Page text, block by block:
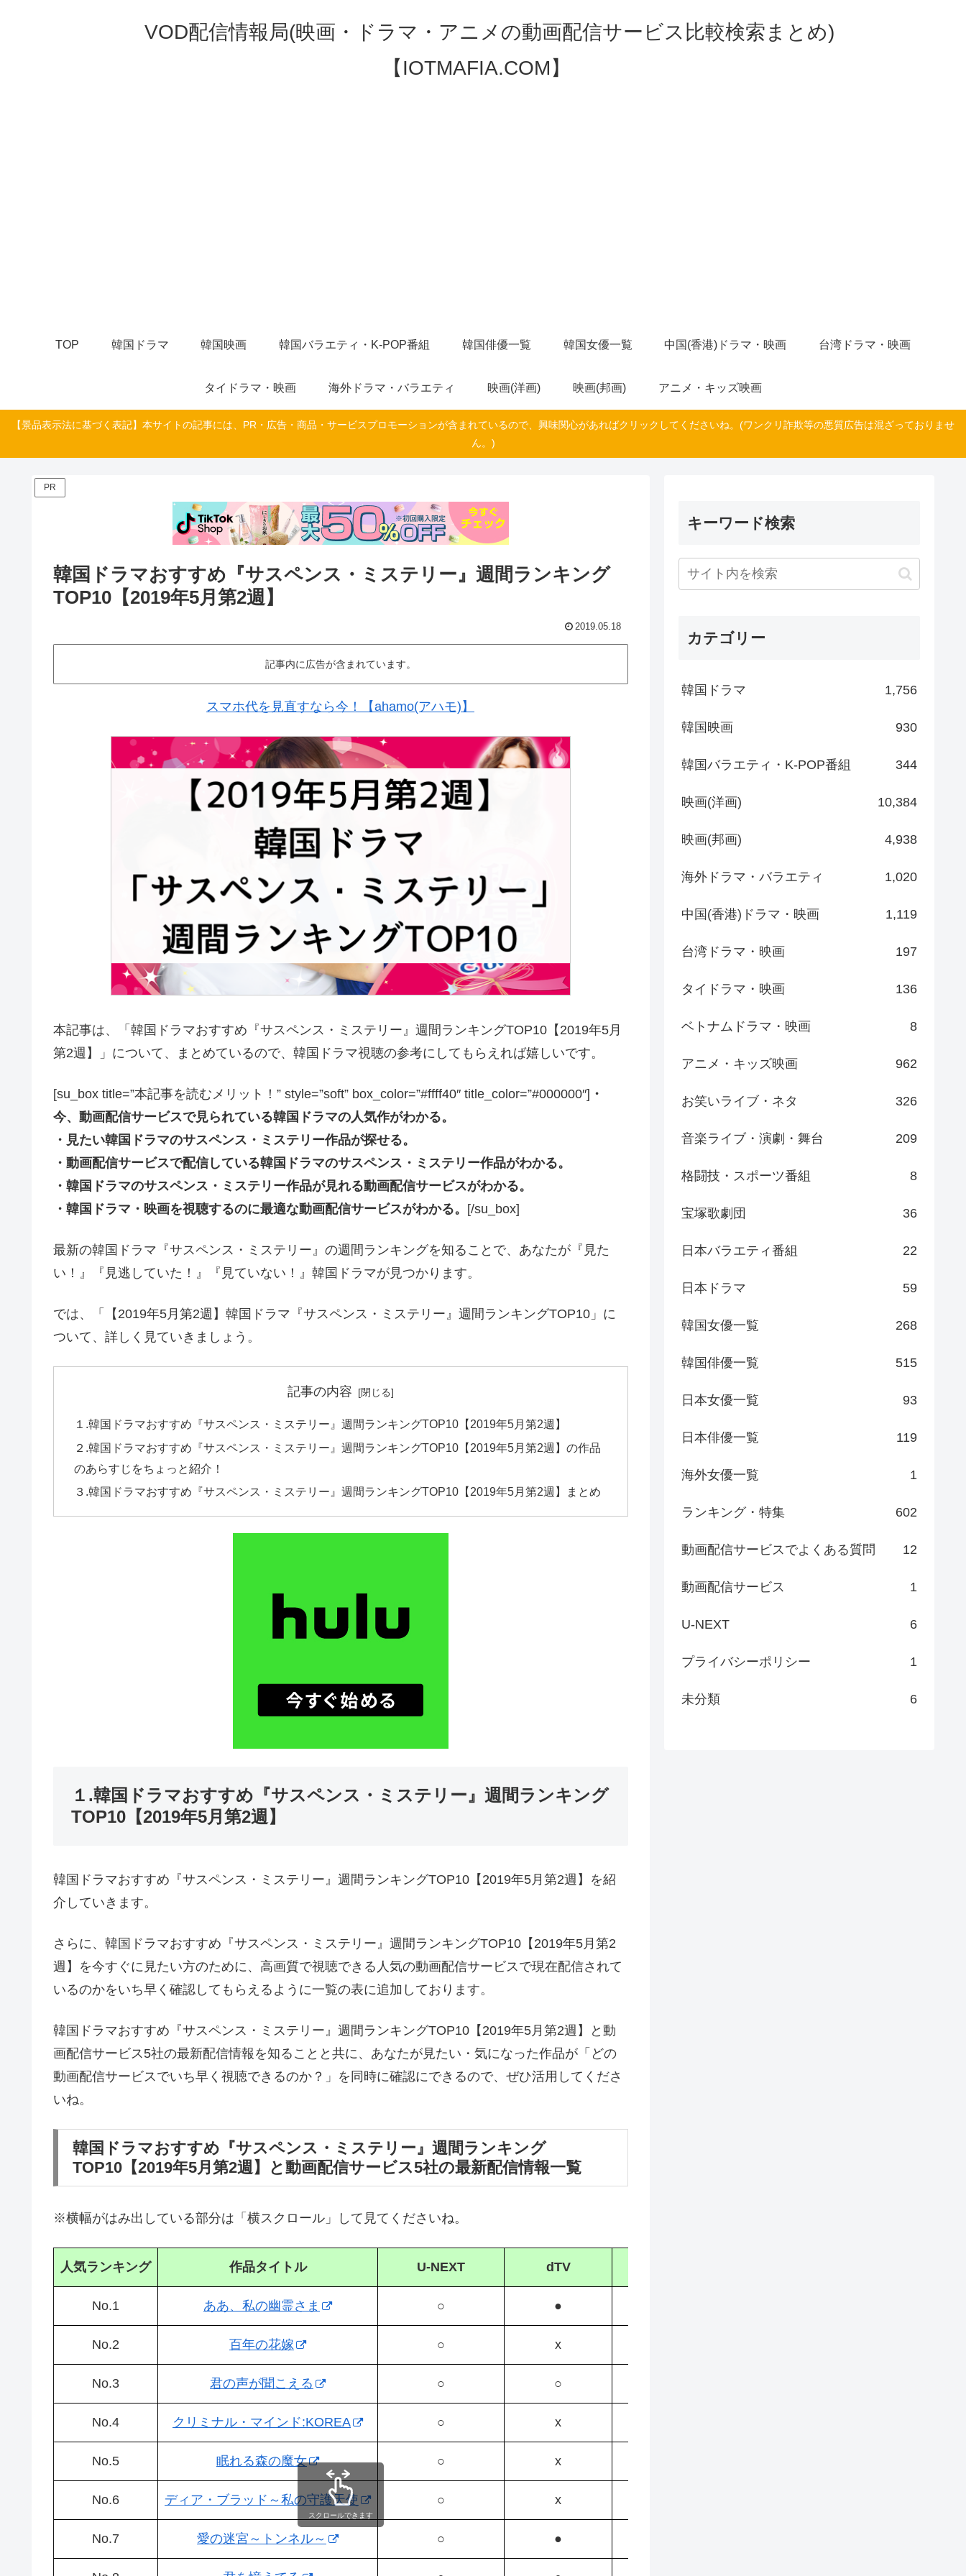
VOD配信情報局(映画・ドラマ・アニメの動画配信サービス比較検索まとめ)
【IOTMAFIA.COM】
TOP 韓国ドラマ 韓国映画 韓国バラエティ・K-POP番組 韓国俳優一覧 韓国女優一覧 中国(香港)ドラマ・映画 台湾ドラマ・映画
タイドラマ・映画 海外ドラマ・バラエティ 映画(洋画) 映画(邦画) アニメ・キッズ映画
【景品表示法に基づく表記】本サイトの記事には、PR・広告・商品・サービスプロモーションが含まれているので、興味関心があればクリックしてくださいね。(ワンクリ詐欺等の悪質広告は混ざっておりませ
ん。)
PR
韓国ドラマおすすめ『サスペンス・ミステリー』週間ランキング
TOP10【2019年5月第2週】
2019.05.18
記事内に広告が含まれています。
スマホ代を見直すなら今！【ahamo(アハモ)】
本記事は、「韓国ドラマおすすめ『サスペンス・ミステリー』週間ランキングTOP10【2019年5月
第2週】」について、まとめているので、韓国ドラマ視聴の参考にしてもらえれば嬉しいです。
[su_box title=”本記事を読むメリット！” style=”soft” box_color=”#ffff40″ title_color=”#000000″] ・
今、動画配信サービスで見られている韓国ドラマの人気作がわかる。
・見たい韓国ドラマのサスペンス・ミステリー作品が探せる。
・動画配信サービスで配信している韓国ドラマのサスペンス・ミステリー作品がわかる。
・韓国ドラマのサスペンス・ミステリー作品が見れる動画配信サービスがわかる。
・韓国ドラマ・映画を視聴するのに最適な動画配信サービスがわかる。 [/su_box]
最新の韓国ドラマ『サスペンス・ミステリー』の週間ランキングを知ることで、あなたが『見た
い！』『見逃していた！』『見ていない！』韓国ドラマが見つかります。
では、「【2019年5月第2週】韓国ドラマ『サスペンス・ミステリー』週間ランキングTOP10」に
ついて、詳しく見ていきましょう。
記事の内容
１.韓国ドラマおすすめ『サスペンス・ミステリー』週間ランキングTOP10【2019年5月第2週】
２.韓国ドラマおすすめ『サスペンス・ミステリー』週間ランキングTOP10【2019年5月第2週】の作品
のあらすじをちょっと紹介！
３.韓国ドラマおすすめ『サスペンス・ミステリー』週間ランキングTOP10【2019年5月第2週】まとめ
１.韓国ドラマおすすめ『サスペンス・ミステリー』週間ランキング
TOP10【2019年5月第2週】
韓国ドラマおすすめ『サスペンス・ミステリー』週間ランキングTOP10【2019年5月第2週】を紹
介していきます。
さらに、韓国ドラマおすすめ『サスペンス・ミステリー』週間ランキングTOP10【2019年5月第2
週】を今すぐに見たい方のために、高画質で視聴できる人気の動画配信サービスで現在配信されて
いるのかをいち早く確認してもらえるように一覧の表に追加しております。
韓国ドラマおすすめ『サスペンス・ミステリー』週間ランキングTOP10【2019年5月第2週】と動
画配信サービス5社の最新配信情報を知ることと共に、あなたが見たい・気になった作品が「どの
動画配信サービスでいち早く視聴できるのか？」を同時に確認にできるので、ぜひ活用してくださ
いね。
韓国ドラマおすすめ『サスペンス・ミステリー』週間ランキング
TOP10【2019年5月第2週】と動画配信サービス5社の最新配信情報一覧
※横幅がはみ出している部分は「横スクロール」して見てくださいね。
人気ランキング 作品タイトル U-NEXT dTV
No.1 ああ、私の幽霊さま ○ ●
No.2 百年の花嫁 ○ x
No.3 君の声が聞こえる ○ ○
No.4 クリミナル・マインド:KOREA ○ x
No.5 眠れる森の魔女 ○ x
No.6 ディア・ブラッド～私の守護天使 ○ x
No.7 愛の迷宮～トンネル～ ○ ●
スクロールできます
キーワード検索
カテゴリー
韓国ドラマ 1,756
韓国映画 930
韓国バラエティ・K-POP番組 344
映画(洋画) 10,384
映画(邦画) 4,938
海外ドラマ・バラエティ 1,020
中国(香港)ドラマ・映画 1,119
台湾ドラマ・映画 197
タイドラマ・映画 136
ベトナムドラマ・映画 8
アニメ・キッズ映画 962
お笑いライブ・ネタ 326
音楽ライブ・演劇・舞台 209
格闘技・スポーツ番組 8
宝塚歌劇団 36
日本バラエティ番組 22
日本ドラマ 59
韓国女優一覧 268
韓国俳優一覧 515
日本女優一覧 93
日本俳優一覧 119
海外女優一覧 1
ランキング・特集 602
動画配信サービスでよくある質問 12
動画配信サービス 1
U-NEXT 6
プライバシーポリシー 1
未分類 6